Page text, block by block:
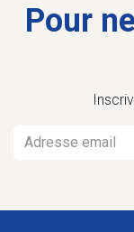
Pour